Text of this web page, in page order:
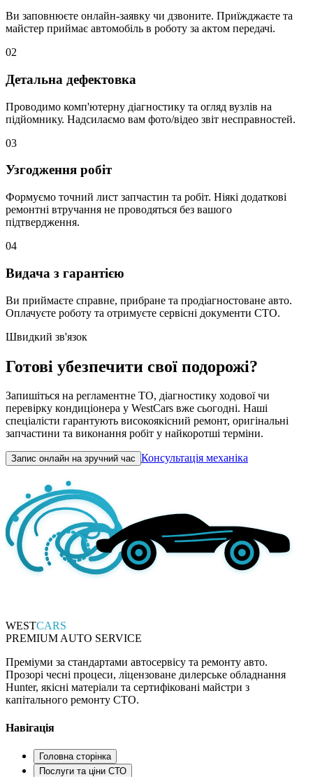
Ви заповнюєте онлайн-заявку чи дзвоните. Приїжджаєте та
майстер приймає автомобіль в роботу за актом передачі.
02
Детальна дефектовка
Проводимо комп'ютерну діагностику та огляд вузлів на
підйомнику. Надсилаємо вам фото/відео звіт несправностей.
03
Узгодження робіт
Формуємо точний лист запчастин та робіт. Ніякі додаткові
ремонтні втручання не проводяться без вашого
підтвердження.
04
Видача з гарантією
Ви приймаєте справне, прибране та продіагностоване авто.
Оплачуєте роботу та отримуєте сервісні документи СТО.
Швидкий зв'язок
Готові убезпечити свої подорожі?
Запишіться на регламентне ТО, діагностику ходової чи
перевірку кондиціонера у WestCars вже сьогодні. Наші
спеціалісти гарантують високоякісний ремонт, оригінальні
запчастини та виконання робіт у найкоротші терміни.
Запис онлайн на зручний час Консультація механіка
WESTCARS
PREMIUM AUTO SERVICE
Преміуми за стандартами автосервісу та ремонту авто.
Прозорі чесні процеси, ліцензоване дилерське обладнання
Hunter, якісні матеріали та сертифіковані майстри з
капітального ремонту СТО.
Навігація
Головна сторінка
Послуги та ціни СТО